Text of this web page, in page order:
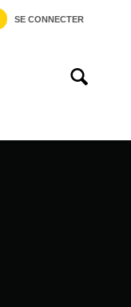
SE CONNECTER